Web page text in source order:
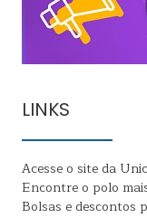
LINKS
Acesse o site da
Encontre o polo
Bolsas e descontos